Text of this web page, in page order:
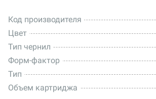
Код производителя
Цвет
Тип чернил
Форм-фактор
Тип
Объем картриджа